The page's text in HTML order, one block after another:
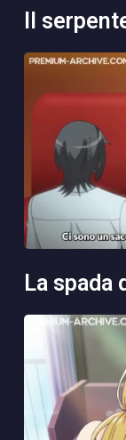
il
la spada